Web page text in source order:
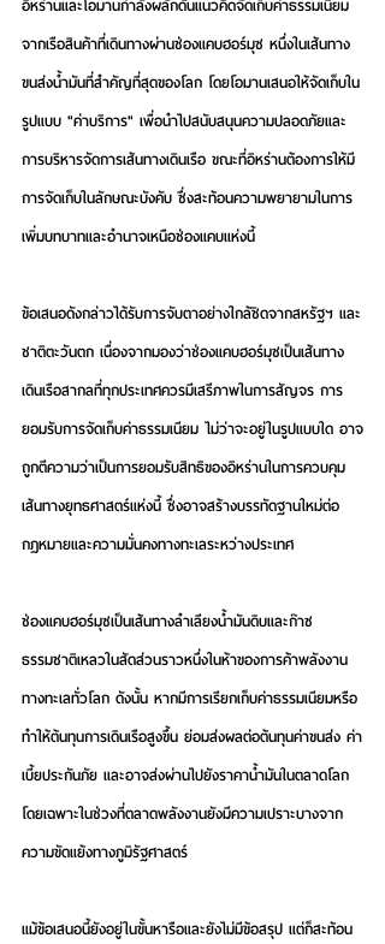
อิหร่านและโอมานกำลังผลักดันแนวคิดจัดเก็บค่าธรรมเนียม
จากเรือสินค้าที่เดินทางผ่านช่องแคบฮอร์มุซ หนึ่งในเส้นทาง
ขนส่งน้ำมันที่สำคัญที่สุดของโลก โดยโอมานเสนอให้จัดเก็บใน
รูปแบบ "ค่าบริการ" เพื่อนำไปสนับสนุนความปลอดภัยและ
การบริหารจัดการเส้นทางเดินเรือ ขณะที่อิหร่านต้องการให้มี
การจัดเก็บในลักษณะบังคับ ซึ่งสะท้อนความพยายามในการ
เพิ่มบทบาทและอำนาจเหนือช่องแคบแห่งนี้
ข้อเสนอดังกล่าวได้รับการจับตาอย่างใกล้ชิดจากสหรัฐฯ และ
ชาติตะวันตก เนื่องจากมองว่าช่องแคบฮอร์มุซเป็นเส้นทาง
เดินเรือสากลที่ทุกประเทศควรมีเสรีภาพในการสัญจร การ
ยอมรับการจัดเก็บค่าธรรมเนียม ไม่ว่าจะอยู่ในรูปแบบใด อาจ
ถูกตีความว่าเป็นการยอมรับสิทธิของอิหร่านในการควบคุม
เส้นทางยุทธศาสตร์แห่งนี้ ซึ่งอาจสร้างบรรทัดฐานใหม่ต่อ
กฎหมายและความมั่นคงทางทะเลระหว่างประเทศ
ช่องแคบฮอร์มุซเป็นเส้นทางลำเลียงน้ำมันดิบและก๊าซ
ธรรมชาติเหลวในสัดส่วนราวหนึ่งในห้าของการค้าพลังงาน
ทางทะเลทั่วโลก ดังนั้น หากมีการเรียกเก็บค่าธรรมเนียมหรือ
ทำให้ต้นทุนการเดินเรือสูงขึ้น ย่อมส่งผลต่อต้นทุนค่าขนส่ง ค่า
เบี้ยประกันภัย และอาจส่งผ่านไปยังราคาน้ำมันในตลาดโลก
โดยเฉพาะในช่วงที่ตลาดพลังงานยังมีความเปราะบางจาก
ความขัดแย้งทางภูมิรัฐศาสตร์
แม้ข้อเสนอนี้ยังอยู่ในขั้นหารือและยังไม่มีข้อสรุป แต่ก็สะท้อน